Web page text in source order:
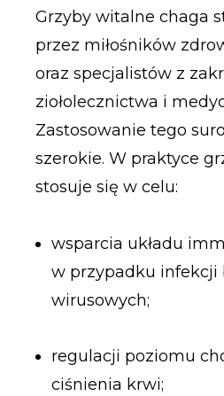
Grzyby witalne chaga
przez miłośników
oraz specjalistów z
ziołolecznictwa i
Zastosowanie tego
szerokie. W praktyce
stosuje się w celu:
wsparcia układu
w przypadku infekcji
wirusowych;
regulacji poziomu
ciśnienia krwi;